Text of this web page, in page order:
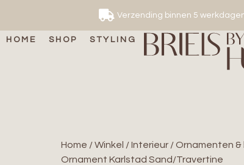
Verzending binnen 5
HOME SHOP STYLING
Home /Winkel /Interieur / Ornamenten
Ornament Karlstad Sand/Travertine